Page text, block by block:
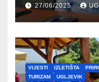
27/06/2025
VIJESTI IZLETIŠTA
TURIZAM
UGLJEVIK